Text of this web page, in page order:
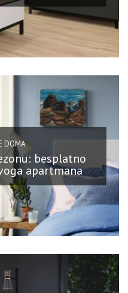
DOMA
besplatno
apartmana